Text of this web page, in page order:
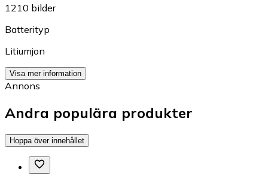
1210 bilder
Batterityp
Litiumjon
Visa mer information
Annons
Andra populära produkter
Hoppa över innehållet